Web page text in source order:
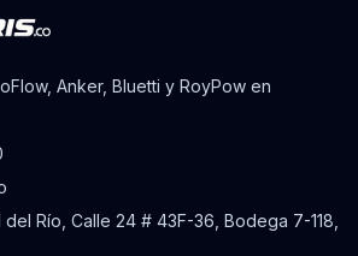
Anker, Bluetti y RoyPow en
Río, Calle 24 # 43F-36, Bodega 7-118,